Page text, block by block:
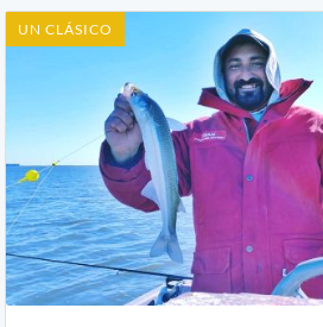
UN CLÁSICO